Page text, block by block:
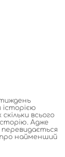
тиждень
всього
Адже
перевидається
про найменший